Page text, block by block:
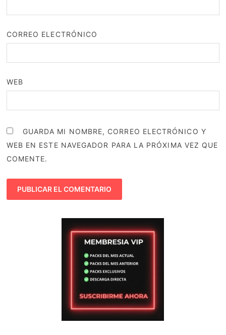
CORREO ELECTRÓNICO
WEB
GUARDA MI NOMBRE, CORREO ELECTRÓNICO Y
WEB EN ESTE NAVEGADOR PARA LA PRÓXIMA VEZ QUE
COMENTE.